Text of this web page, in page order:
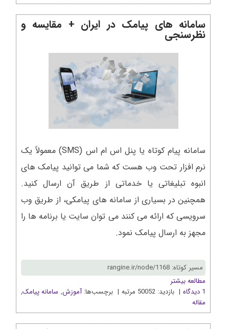
سامانه های پیامک در ایران + مقایسه و
نظرسنجی
سامانه پیام کوتاه یا پنل اس ام اس (SMS) معمولاً یک
نرم افزار تحت وب هست که شما می توانید پیامک های
انبوه تبلیغاتی یا خدماتی از طریق آن ارسال کنید.
همچنین در بسیاری از سامانه های پیامکی، از طریق وب
سرویسی که ارائه می کنند می توان سایت یا برنامه ها را
مجهز به ارسال پیامک نمود.
مسیر کوتاه: rangine.ir/node/1168
مطالعه بیشتر
1 دیدگاه
| بازدید: 50052 مرتبه | برچسب‌ها: آموزش, سامانه پیامک,
مقاله